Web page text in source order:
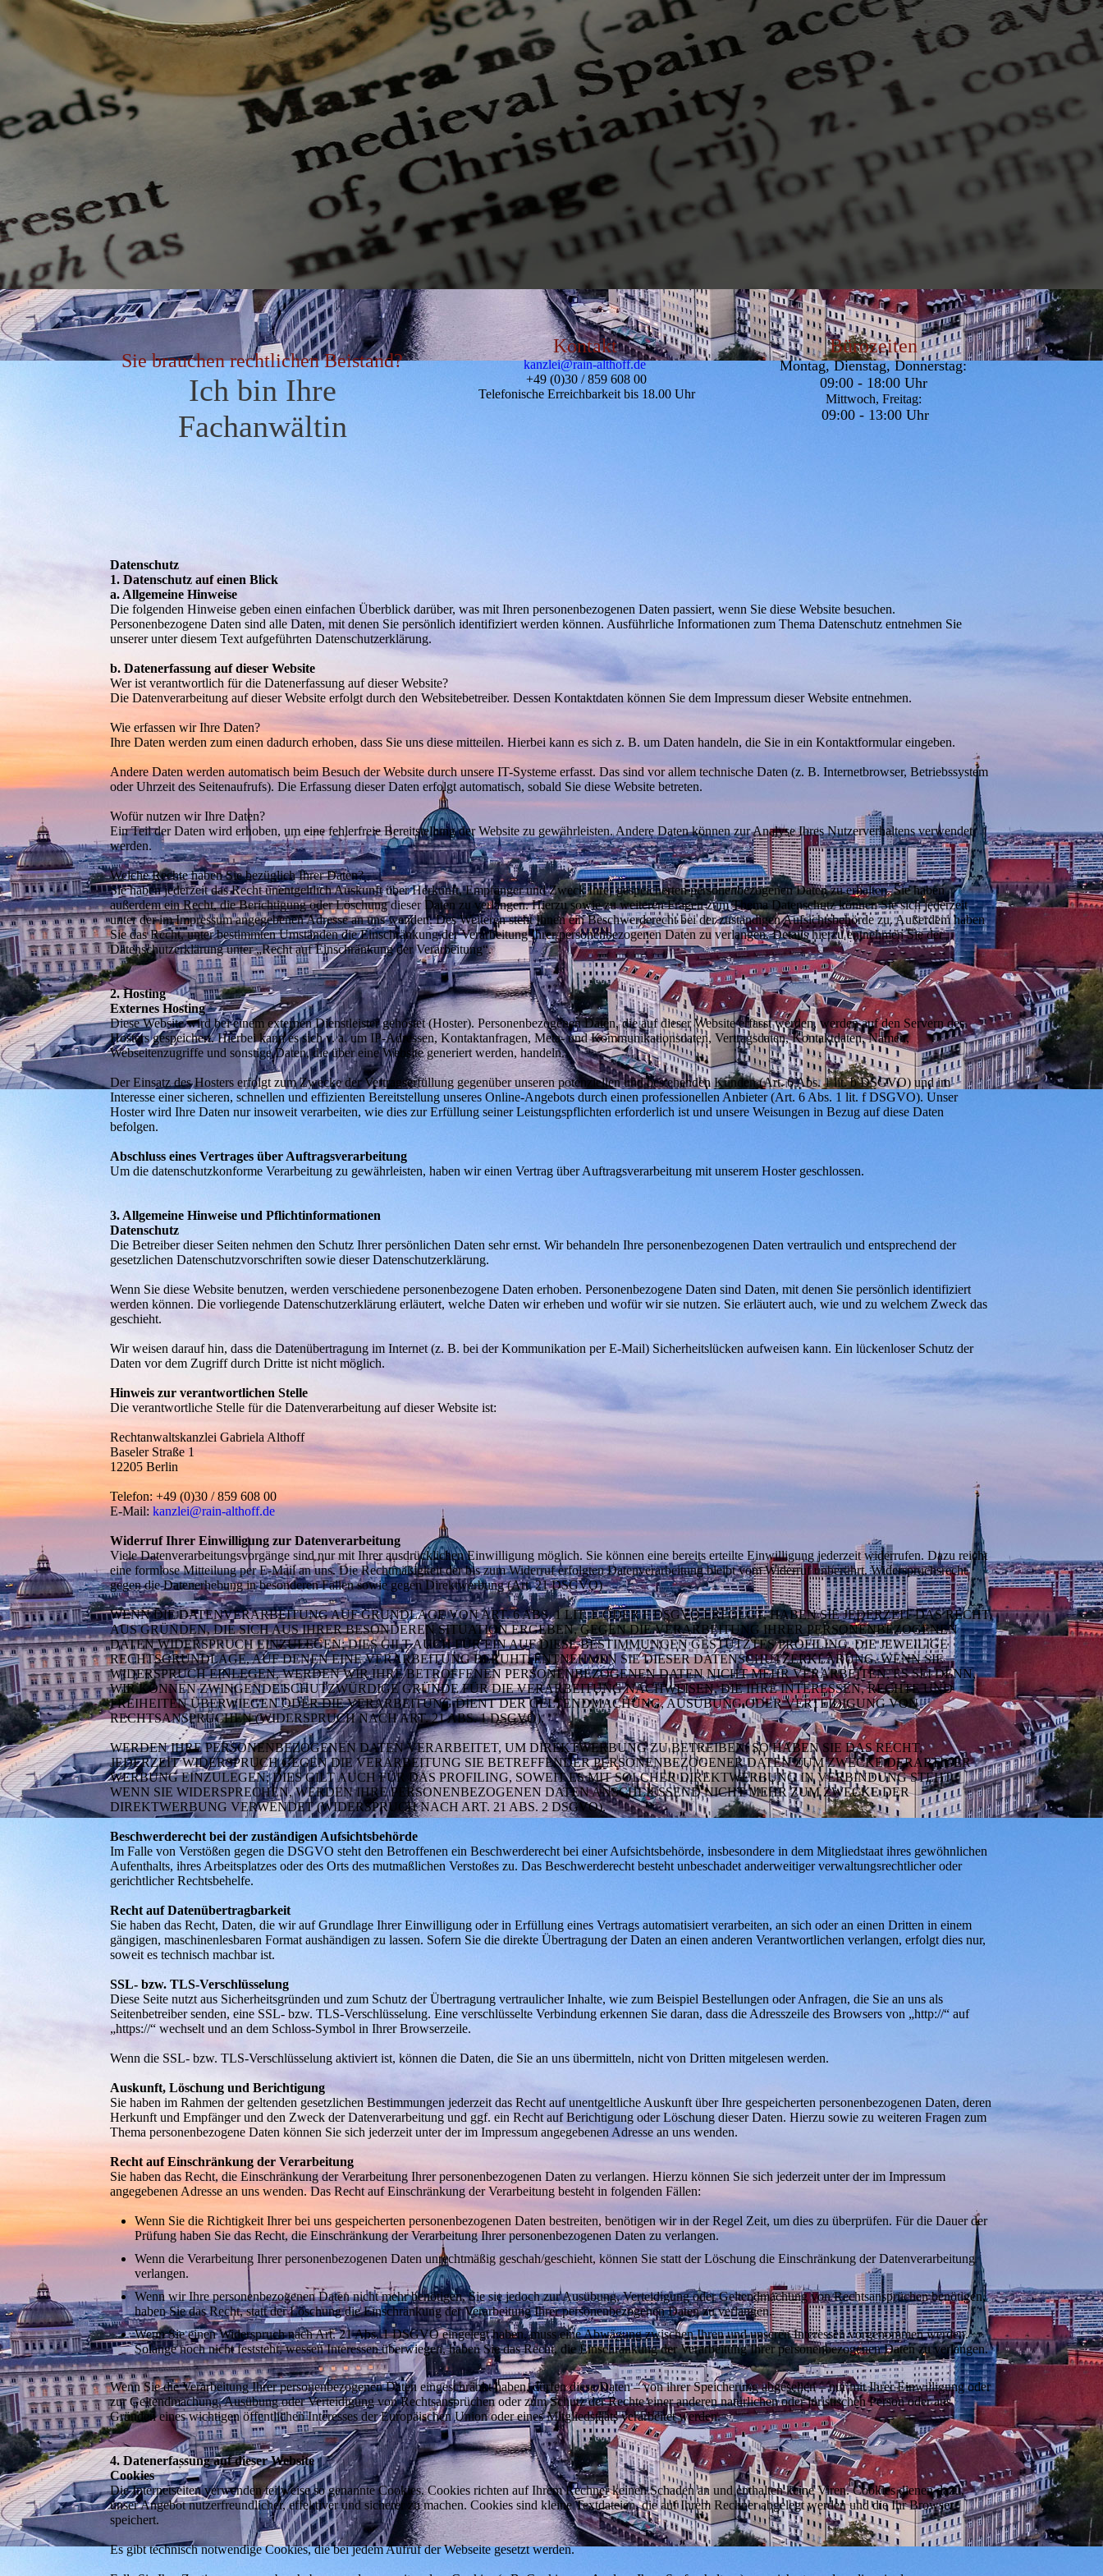
Sie brauchen rechtlichen Beistand?
Ich bin Ihre
Fachanwältin
Kontakt
kanzlei@rain-althoff.de
+49 (0)30 / 859 608 00
Telefonische Erreichbarkeit bis 18.00 Uhr
Bürozeiten
Montag, Dienstag, Donnerstag:
09:00 - 18:00 Uhr
Mittwoch, Freitag:
09:00 - 13:00 Uhr
Datenschutz
1. Datenschutz auf einen Blick
a. Allgemeine Hinweise
Die folgenden Hinweise geben einen einfachen Überblick darüber, was mit Ihren personenbezogenen Daten passiert, wenn Sie diese Website besuchen.
Personenbezogene Daten sind alle Daten, mit denen Sie persönlich identifiziert werden können. Ausführliche Informationen zum Thema Datenschutz entnehmen Sie
unserer unter diesem Text aufgeführten Datenschutzerklärung.
b. Datenerfassung auf dieser Website
Wer ist verantwortlich für die Datenerfassung auf dieser Website?
Die Datenverarbeitung auf dieser Website erfolgt durch den Websitebetreiber. Dessen Kontaktdaten können Sie dem Impressum dieser Website entnehmen.
Wie erfassen wir Ihre Daten?
Ihre Daten werden zum einen dadurch erhoben, dass Sie uns diese mitteilen. Hierbei kann es sich z. B. um Daten handeln, die Sie in ein Kontaktformular eingeben.
Andere Daten werden automatisch beim Besuch der Website durch unsere IT-Systeme erfasst. Das sind vor allem technische Daten (z. B. Internetbrowser, Betriebssystem
oder Uhrzeit des Seitenaufrufs). Die Erfassung dieser Daten erfolgt automatisch, sobald Sie diese Website betreten.
Wofür nutzen wir Ihre Daten?
Ein Teil der Daten wird erhoben, um eine fehlerfreie Bereitstellung der Website zu gewährleisten. Andere Daten können zur Analyse Ihres Nutzerverhaltens verwendet
werden.
Welche Rechte haben Sie bezüglich Ihrer Daten?
Sie haben jederzeit das Recht unentgeltlich Auskunft über Herkunft, Empfänger und Zweck Ihrer gespeicherten personenbezogenen Daten zu erhalten. Sie haben
außerdem ein Recht, die Berichtigung oder Löschung dieser Daten zu verlangen. Hierzu sowie zu weiteren Fragen zum Thema Datenschutz können Sie sich jederzeit
unter der im Impressum angegebenen Adresse an uns wenden. Des Weiteren steht Ihnen ein Beschwerderecht bei der zuständigen Aufsichtsbehörde zu. Außerdem haben
Sie das Recht, unter bestimmten Umständen die Einschränkung der Verarbeitung Ihrer personenbezogenen Daten zu verlangen. Details hierzu entnehmen Sie der
Datenschutzerklärung unter „Recht auf Einschränkung der Verarbeitung“.
2. Hosting
Externes Hosting
Diese Website wird bei einem externen Dienstleister gehostet (Hoster). Personenbezogenen Daten, die auf dieser Website erfasst werden, werden auf den Servern des
Hosters gespeichert. Hierbei kann es sich v. a. um IP-Adressen, Kontaktanfragen, Meta- und Kommunikationsdaten, Vertragsdaten, Kontaktdaten, Namen,
Webseitenzugriffe und sonstige Daten, die über eine Website generiert werden, handeln.
Der Einsatz des Hosters erfolgt zum Zwecke der Vertragserfüllung gegenüber unseren potenziellen und bestehenden Kunden (Art. 6 Abs. 1 lit. b DSGVO) und im
Interesse einer sicheren, schnellen und effizienten Bereitstellung unseres Online-Angebots durch einen professionellen Anbieter (Art. 6 Abs. 1 lit. f DSGVO). Unser
Hoster wird Ihre Daten nur insoweit verarbeiten, wie dies zur Erfüllung seiner Leistungspflichten erforderlich ist und unsere Weisungen in Bezug auf diese Daten
befolgen.
Abschluss eines Vertrages über Auftragsverarbeitung
Um die datenschutzkonforme Verarbeitung zu gewährleisten, haben wir einen Vertrag über Auftragsverarbeitung mit unserem Hoster geschlossen.
3. Allgemeine Hinweise und Pflichtinformationen
Datenschutz
Die Betreiber dieser Seiten nehmen den Schutz Ihrer persönlichen Daten sehr ernst. Wir behandeln Ihre personenbezogenen Daten vertraulich und entsprechend der
gesetzlichen Datenschutzvorschriften sowie dieser Datenschutzerklärung.
Wenn Sie diese Website benutzen, werden verschiedene personenbezogene Daten erhoben. Personenbezogene Daten sind Daten, mit denen Sie persönlich identifiziert
werden können. Die vorliegende Datenschutzerklärung erläutert, welche Daten wir erheben und wofür wir sie nutzen. Sie erläutert auch, wie und zu welchem Zweck das
geschieht.
Wir weisen darauf hin, dass die Datenübertragung im Internet (z. B. bei der Kommunikation per E-Mail) Sicherheitslücken aufweisen kann. Ein lückenloser Schutz der
Daten vor dem Zugriff durch Dritte ist nicht möglich.
Hinweis zur verantwortlichen Stelle
Die verantwortliche Stelle für die Datenverarbeitung auf dieser Website ist:
Rechtanwaltskanzlei Gabriela Althoff
Baseler Straße 1
12205 Berlin
Telefon: +49 (0)30 / 859 608 00
E-Mail:kanzlei@rain-althoff.de
Widerruf Ihrer Einwilligung zur Datenverarbeitung
Viele Datenverarbeitungsvorgänge sind nur mit Ihrer ausdrücklichen Einwilligung möglich. Sie können eine bereits erteilte Einwilligung jederzeit widerrufen. Dazu reicht
eine formlose Mitteilung per E-Mail an uns. Die Rechtmäßigkeit der bis zum Widerruf erfolgten Datenverarbeitung bleibt vom Widerruf unberührt. Widerspruchsrecht
gegen die Datenerhebung in besonderen Fällen sowie gegen Direktwerbung (Art. 21 DSGVO)
WENN DIE DATENVERARBEITUNG AUF GRUNDLAGE VON ART. 6 ABS. 1 LIT. E ODER F DSGVO ERFOLGT, HABEN SIE JEDERZEIT DAS RECHT,
AUS GRÜNDEN, DIE SICH AUS IHRER BESONDEREN SITUATION ERGEBEN, GEGEN DIE VERARBEITUNG IHRER PERSONENBEZOGENEN
DATEN WIDERSPRUCH EINZULEGEN; DIES GILT AUCH FÜR EIN AUF DIESE BESTIMMUNGEN GESTÜTZTES PROFILING. DIE JEWEILIGE
RECHTSGRUNDLAGE, AUF DENEN EINE VERARBEITUNG BERUHT, ENTNEHMEN SIE DIESER DATENSCHUTZERKLÄRUNG. WENN SIE
WIDERSPRUCH EINLEGEN, WERDEN WIR IHRE BETROFFENEN PERSONENBEZOGENEN DATEN NICHT MEHR VERARBEITEN, ES SEI DENN,
WIR KÖNNEN ZWINGENDE SCHUTZWÜRDIGE GRÜNDE FÜR DIE VERARBEITUNG NACHWEISEN, DIE IHRE INTERESSEN, RECHTE UND
FREIHEITEN ÜBERWIEGEN ODER DIE VERARBEITUNG DIENT DER GELTENDMACHUNG, AUSÜBUNG ODER VERTEIDIGUNG VON
RECHTSANSPRÜCHEN (WIDERSPRUCH NACH ART. 21 ABS. 1 DSGVO).
WERDEN IHRE PERSONENBEZOGENEN DATEN VERARBEITET, UM DIREKTWERBUNG ZU BETREIBEN, SO HABEN SIE DAS RECHT,
JEDERZEIT WIDERSPRUCH GEGEN DIE VERARBEITUNG SIE BETREFFENDER PERSONENBEZOGENER DATEN ZUM ZWECKE DERARTIGER
WERBUNG EINZULEGEN; DIES GILT AUCH FÜR DAS PROFILING, SOWEIT ES MIT SOLCHER DIREKTWERBUNG IN VERBINDUNG STEHT.
WENN SIE WIDERSPRECHEN, WERDEN IHRE PERSONENBEZOGENEN DATEN ANSCHLIESSEND NICHT MEHR ZUM ZWECKE DER
DIREKTWERBUNG VERWENDET (WIDERSPRUCH NACH ART. 21 ABS. 2 DSGVO).
Beschwerderecht bei der zuständigen Aufsichtsbehörde
Im Falle von Verstößen gegen die DSGVO steht den Betroffenen ein Beschwerderecht bei einer Aufsichtsbehörde, insbesondere in dem Mitgliedstaat ihres gewöhnlichen
Aufenthalts, ihres Arbeitsplatzes oder des Orts des mutmaßlichen Verstoßes zu. Das Beschwerderecht besteht unbeschadet anderweitiger verwaltungsrechtlicher oder
gerichtlicher Rechtsbehelfe.
Recht auf Datenübertragbarkeit
Sie haben das Recht, Daten, die wir auf Grundlage Ihrer Einwilligung oder in Erfüllung eines Vertrags automatisiert verarbeiten, an sich oder an einen Dritten in einem
gängigen, maschinenlesbaren Format aushändigen zu lassen. Sofern Sie die direkte Übertragung der Daten an einen anderen Verantwortlichen verlangen, erfolgt dies nur,
soweit es technisch machbar ist.
SSL- bzw. TLS-Verschlüsselung
Diese Seite nutzt aus Sicherheitsgründen und zum Schutz der Übertragung vertraulicher Inhalte, wie zum Beispiel Bestellungen oder Anfragen, die Sie an uns als
Seitenbetreiber senden, eine SSL- bzw. TLS-Verschlüsselung. Eine verschlüsselte Verbindung erkennen Sie daran, dass die Adresszeile des Browsers von „http://“ auf
„https://“ wechselt und an dem Schloss-Symbol in Ihrer Browserzeile.
Wenn die SSL- bzw. TLS-Verschlüsselung aktiviert ist, können die Daten, die Sie an uns übermitteln, nicht von Dritten mitgelesen werden.
Auskunft, Löschung und Berichtigung
Sie haben im Rahmen der geltenden gesetzlichen Bestimmungen jederzeit das Recht auf unentgeltliche Auskunft über Ihre gespeicherten personenbezogenen Daten, deren
Herkunft und Empfänger und den Zweck der Datenverarbeitung und ggf. ein Recht auf Berichtigung oder Löschung dieser Daten. Hierzu sowie zu weiteren Fragen zum
Thema personenbezogene Daten können Sie sich jederzeit unter der im Impressum angegebenen Adresse an uns wenden.
Recht auf Einschränkung der Verarbeitung
Sie haben das Recht, die Einschränkung der Verarbeitung Ihrer personenbezogenen Daten zu verlangen. Hierzu können Sie sich jederzeit unter der im Impressum
angegebenen Adresse an uns wenden. Das Recht auf Einschränkung der Verarbeitung besteht in folgenden Fällen:
Wenn Sie die Richtigkeit Ihrer bei uns gespeicherten personenbezogenen Daten bestreiten, benötigen wir in der Regel Zeit, um dies zu überprüfen. Für die Dauer der
Prüfung haben Sie das Recht, die Einschränkung der Verarbeitung Ihrer personenbezogenen Daten zu verlangen.
Wenn die Verarbeitung Ihrer personenbezogenen Daten unrechtmäßig geschah/geschieht, können Sie statt der Löschung die Einschränkung der Datenverarbeitung
verlangen.
Wenn wir Ihre personenbezogenen Daten nicht mehr benötigen, Sie sie jedoch zur Ausübung, Verteidigung oder Geltendmachung von Rechtsansprüchen benötigen,
haben Sie das Recht, statt der Löschung die Einschränkung der Verarbeitung Ihrer personenbezogenen Daten zu verlangen.
Wenn Sie einen Widerspruch nach Art. 21 Abs. 1 DSGVO eingelegt haben, muss eine Abwägung zwischen Ihren und unseren Interessen vorgenommen werden.
Solange noch nicht feststeht, wessen Interessen überwiegen, haben Sie das Recht, die Einschränkung der Verarbeitung Ihrer personenbezogenen Daten zu verlangen.
Wenn Sie die Verarbeitung Ihrer personenbezogenen Daten eingeschränkt haben, dürfen diese Daten – von ihrer Speicherung abgesehen – nur mit Ihrer Einwilligung oder
zur Geltendmachung, Ausübung oder Verteidigung von Rechtsansprüchen oder zum Schutz der Rechte einer anderen natürlichen oder juristischen Person oder aus
Gründen eines wichtigen öffentlichen Interesses der Europäischen Union oder eines Mitgliedstaats verarbeitet werden.
4. Datenerfassung auf dieser Website
Cookies
Die Internetseiten verwenden teilweise so genannte Cookies. Cookies richten auf Ihrem Rechner keinen Schaden an und enthalten keine Viren. Cookies dienen dazu,
unser Angebot nutzerfreundlicher, effektiver und sicherer zu machen. Cookies sind kleine Textdateien, die auf Ihrem Rechner abgelegt werden und die Ihr Browser
speichert.
Es gibt technisch notwendige Cookies, die bei jedem Aufruf der Webseite gesetzt werden.